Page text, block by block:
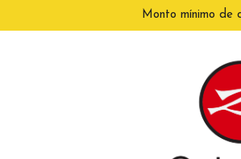
Monto mínimo de